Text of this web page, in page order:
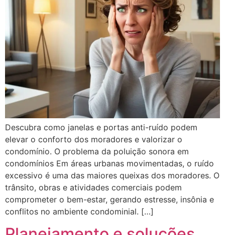
Descubra como janelas e portas anti-ruído podem
elevar o conforto dos moradores e valorizar o
condomínio. O problema da poluição sonora em
condomínios Em áreas urbanas movimentadas, o ruído
excessivo é uma das maiores queixas dos moradores. O
trânsito, obras e atividades comerciais podem
comprometer o bem-estar, gerando estresse, insônia e
conflitos no ambiente condominial. […]